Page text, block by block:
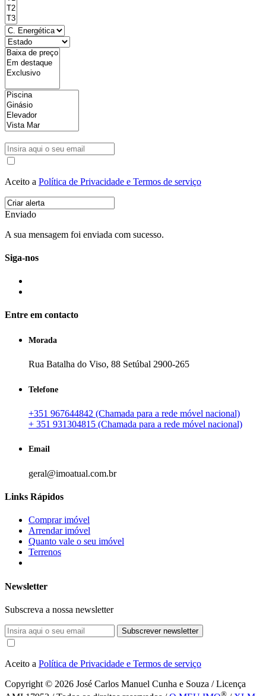
Aceito a Política de Privacidade e Termos de serviço
Enviado
A sua mensagem foi enviada com sucesso.
Siga-nos
Entre em contacto
Morada
Rua Batalha do Viso, 88 Setúbal 2900-265
Telefone
+351 967644842 (Chamada para a rede móvel nacional)
+ 351 931304815 (Chamada para a rede móvel nacional)
Email
geral@imoatual.com.br
Links Rápidos
Comprar imóvel
Arrendar imóvel
Quanto vale o seu imóvel
Terrenos
Newsletter
Subscreva a nossa newsletter
Subscrever newsletter
Aceito a Política de Privacidade e Termos de serviço
Copyright © 2026 José Carlos Manuel Cunha e Souza / Licença
®